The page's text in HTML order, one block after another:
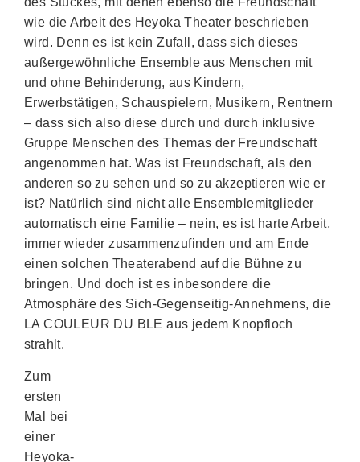
wie die Arbeit des Heyoka Theater beschrieben
wird. Denn es ist kein Zufall, dass sich dieses
außergewöhnliche Ensemble aus Menschen mit
und ohne Behinderung, aus Kindern,
Erwerbstätigen, Schauspielern, Musikern, Rentnern
– dass sich also diese durch und durch inklusive
Gruppe Menschen des Themas der Freundschaft
angenommen hat. Was ist Freundschaft, als den
anderen so zu sehen und so zu akzeptieren wie er
ist? Natürlich sind nicht alle Ensemblemitglieder
automatisch eine Familie – nein, es ist harte Arbeit,
immer wieder zusammenzufinden und am Ende
einen solchen Theaterabend auf die Bühne zu
bringen. Und doch ist es inbesondere die
Atmosphäre des Sich-Gegenseitig-Annehmens, die
LA COULEUR DU BLE aus jedem Knopfloch
strahlt.
Zum
ersten
Mal bei
einer
Heyoka-